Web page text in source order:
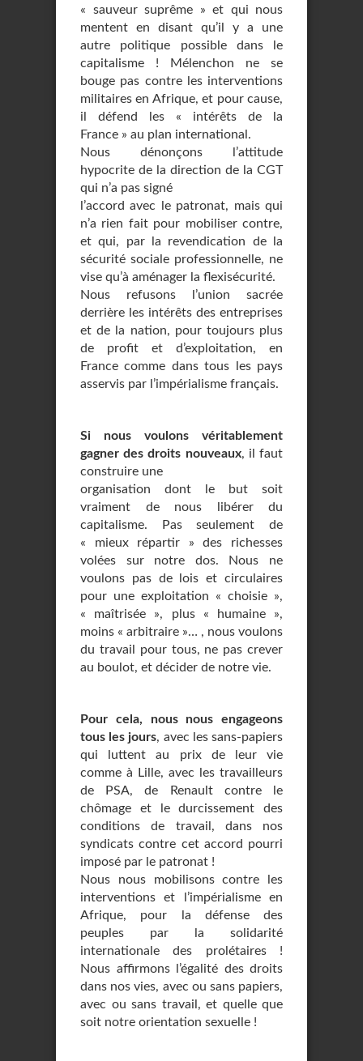
« sauveur suprême » et qui nous
mentent en disant qu’il y a une
autre politique possible dans le
capitalisme ! Mélenchon ne se
bouge pas contre les interventions
militaires en Afrique, et pour cause,
il défend les « intérêts de la
France » au plan international.
Nous dénonçons l’attitude
hypocrite de la direction de la CGT
qui n’a pas signé
l’accord avec le patronat, mais qui
n’a rien fait pour mobiliser contre,
et qui, par la revendication de la
sécurité sociale professionnelle, ne
vise qu’à aménager la flexisécurité.
Nous refusons l’union sacrée
derrière les intérêts des entreprises
et de la nation, pour toujours plus
de profit et d’exploitation, en
France comme dans tous les pays
asservis par l’impérialisme français.
Si nous voulons véritablement
gagner des droits nouveaux, il faut
construire une
organisation dont le but soit
vraiment de nous libérer du
capitalisme. Pas seulement de
« mieux répartir » des richesses
volées sur notre dos. Nous ne
voulons pas de lois et circulaires
pour une exploitation « choisie »,
« maîtrisée », plus « humaine »,
moins « arbitraire »… , nous voulons
du travail pour tous, ne pas crever
au boulot, et décider de notre vie.
Pour cela, nous nous engageons
tous les jours, avec les sans-papiers
qui luttent au prix de leur vie
comme à Lille, avec les travailleurs
de PSA, de Renault contre le
chômage et le durcissement des
conditions de travail, dans nos
syndicats contre cet accord pourri
imposé par le patronat !
Nous nous mobilisons contre les
interventions et l’impérialisme en
Afrique, pour la défense des
peuples par la solidarité
internationale des prolétaires !
Nous affirmons l’égalité des droits
dans nos vies, avec ou sans papiers,
avec ou sans travail, et quelle que
soit notre orientation sexuelle !